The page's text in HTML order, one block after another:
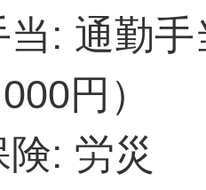
当: 通勤
円）
: 労災